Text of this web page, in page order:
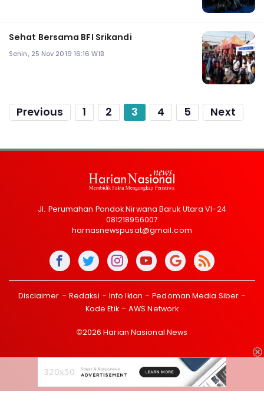
Sehat Bersama BFI Srikandi
Senin, 25 Nov 2019 16:16 WIB
Previous 1 2 3 4 5 Next
Jl. Perumahan Pondok Nirwana Baruk Utara VI-24
081218956007
harnasnewspusat@gmail.com
Disclaimer Redaksi Info Iklan
Pedoman Media Siber
Kode Etik
AWS Network
©2026 Harian Nasional News